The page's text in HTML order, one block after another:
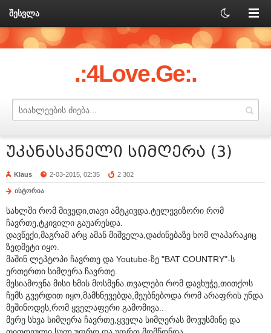
შესვლა
.:4Love.Ge:.
უკანასკნელი სიმღერა (3)
Klaus 2-03-2015, 02:35 2 302
ისტორია
სახლში რომ მივედი,თავი ამტკივდა.ტელევიზორი რომ
ჩავრთე,ტკივილი გაუარესდა.
დავწექი,მაგრამ არც ამან მიშველა,დაძინებაზე ხომ ლაპარაკიც
ზედმეტი იყო.
მაშინ ლეპტოპი ჩავრთე და Youtube-ზე "BAT COUNTRY"-ს
ერთერთი სიმღერა ჩავრთე.
მესიამოვნა მისი ხმის მოსმენა.თვალები რომ დავხუჭე,თითქოს
ჩემს გვერდით იყო,მამხნევებდა,მეუბნებოდა რომ არაფრის უნდა
მეშინოდეს,რომ ყველაფერი გამომივა..
მერე სხვა სიმღერა ჩავრთე,ყველა სიმღერას მოვუსმინე და